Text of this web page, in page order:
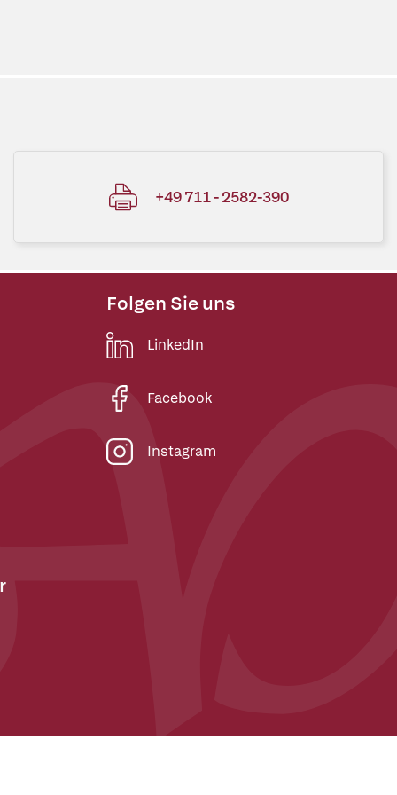
+49 711 - 2582-390
Folgen Sie uns
LinkedIn
Facebook
Instagram